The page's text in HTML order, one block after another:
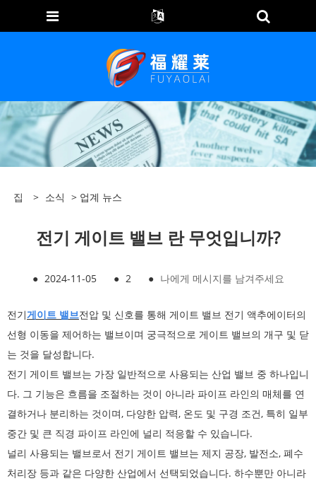
집 > 소식 > 업계 뉴스
전기 게이트 밸브 란 무엇입니까?
● 2024-11-05 ● 2 ● 나에게 메시지를 남겨주세요
전기게이트 밸브전압 및 신호를 통해 게이트 밸브 전기 액추에이터의
선형 이동을 제어하는 ​​밸브이며 궁극적으로 게이트 밸브의 개구 및 닫
는 것을 달성합니다.
전기 게이트 밸브는 가장 일반적으로 사용되는 산업 밸브 중 하나입니
다. 그 기능은 흐름을 조절하는 것이 아니라 파이프 라인의 매체를 연
결하거나 분리하는 것이며, 다양한 압력, 온도 및 구경 조건, 특히 일부
중간 및 큰 직경 파이프 라인에 널리 적응할 수 있습니다.
널리 사용되는 밸브로서 전기 게이트 밸브는 제지 공장, 발전소, 폐수
처리장 등과 같은 다양한 산업에서 선택되었습니다. 하수뿐만 아니라